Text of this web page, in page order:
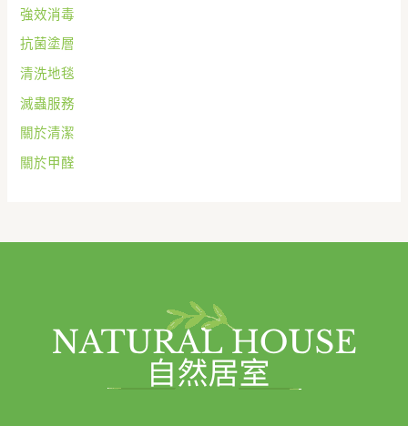
強效消毒
抗菌塗層
清洗地毯
滅蟲服務
關於清潔
關於甲醛